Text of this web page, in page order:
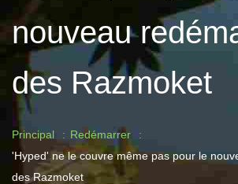
nouveau
des Razmoket
Principal
Redémarrer
'Hyped' ne le couvre même pas pour le
des Razmoket